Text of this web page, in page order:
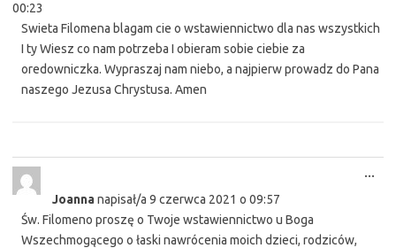
00:23
Swieta Filomena blagam cie o wstawiennictwo dla nas wszystkich
I ty Wiesz co nam potrzeba I obieram sobie ciebie za
oredowniczka. Wypraszaj nam niebo, a najpierw prowadz do Pana
naszego Jezusa Chrystusa. Amen
Joannanapisał/a 9 czerwca 2021 o 09:57
Św. Filomeno proszę o Twoje wstawiennictwo u Boga
Wszechmogącego o łaski nawrócenia moich dzieci, rodziców,
...